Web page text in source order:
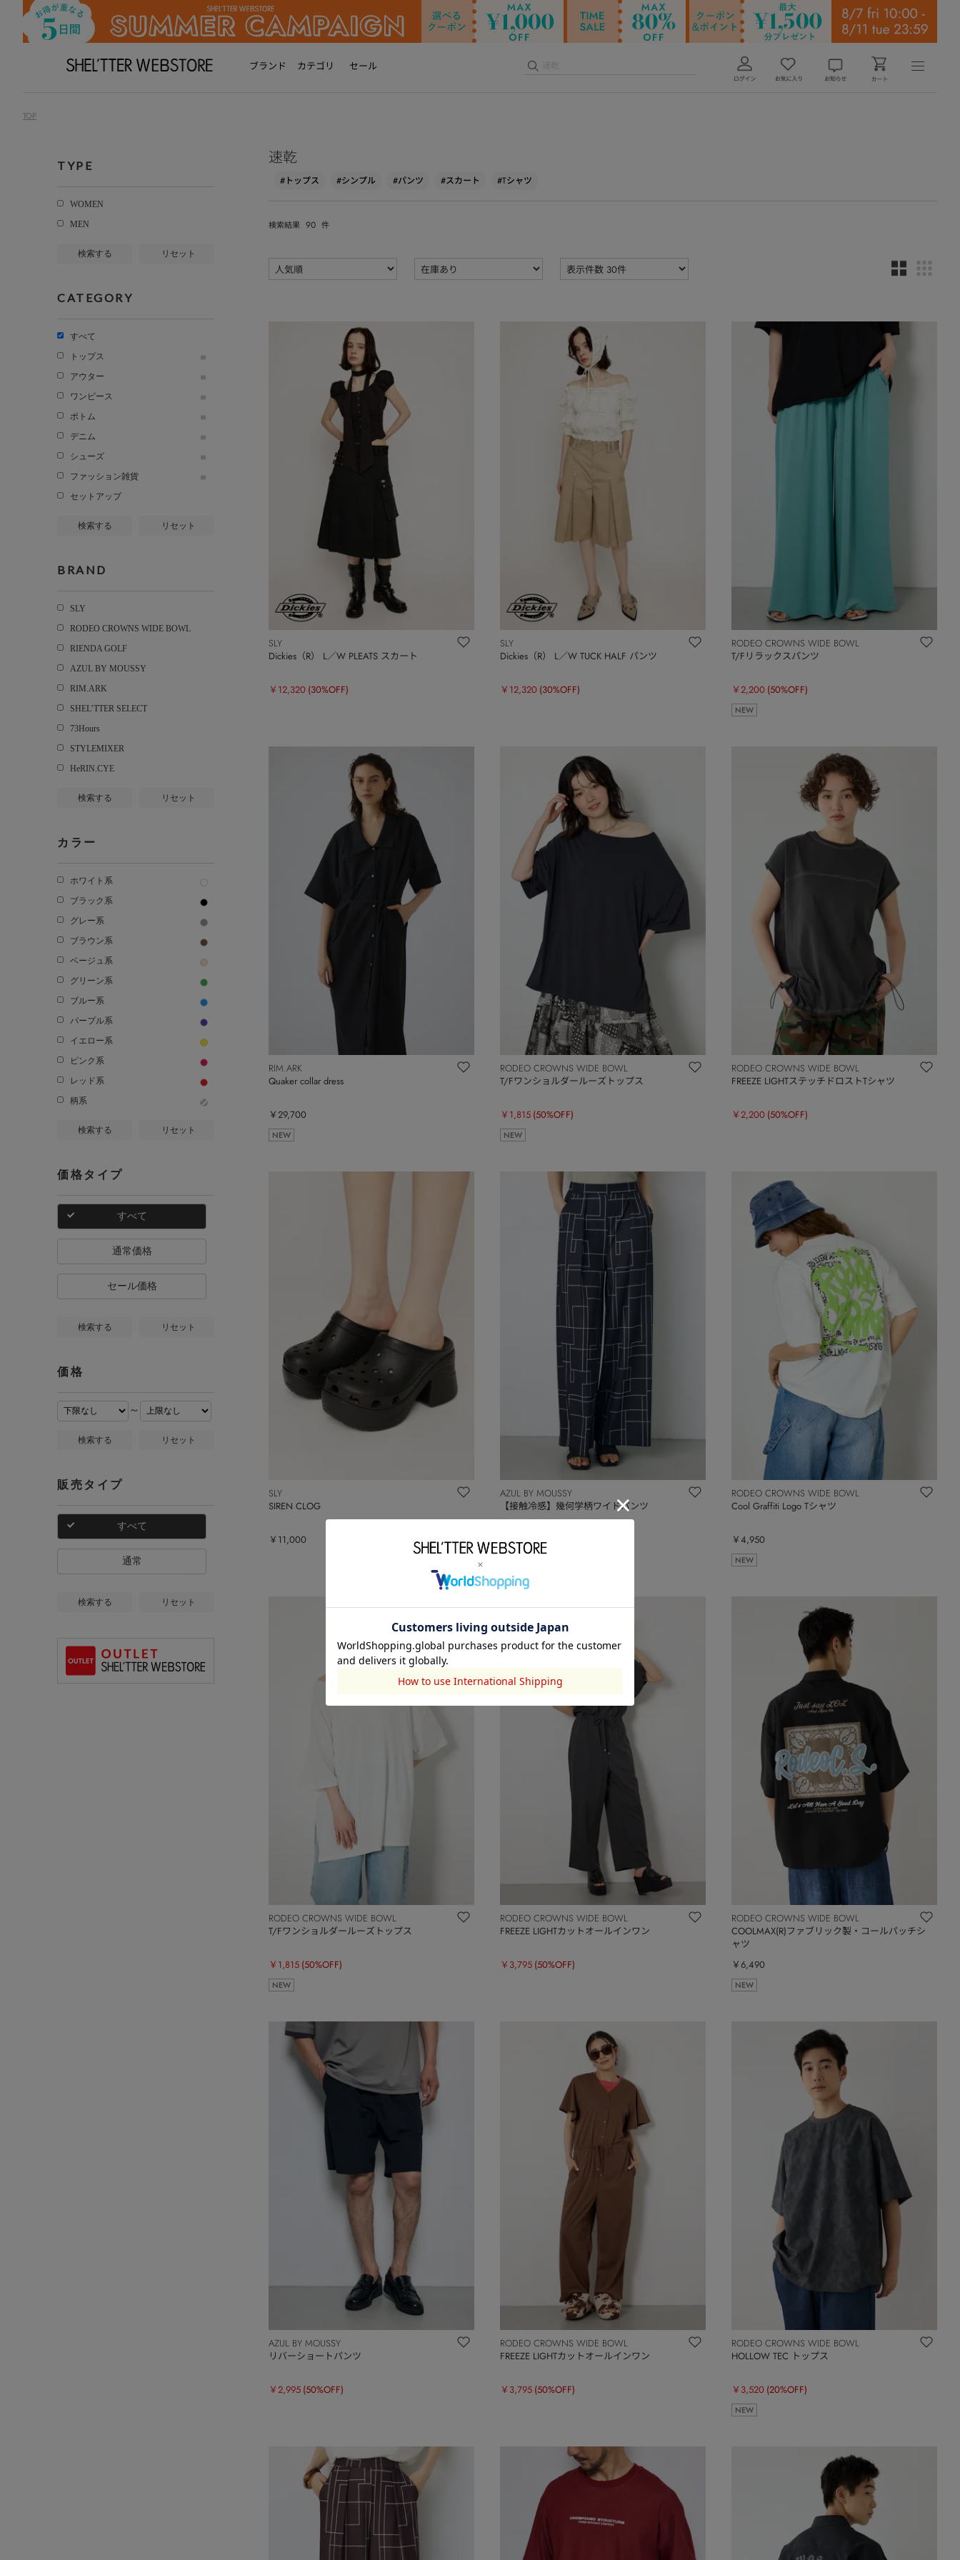
ブランド カテゴリ セール
TOP
TYPE
WOMEN
MEN
検索する リセット
CATEGORY
すべて
トップス
アウター
ワンピース
ボトム
デニム
シューズ
ファッション雑貨
セットアップ
検索する リセット
BRAND
SLY
RODEO CROWNS WIDE BOWL
RIENDA GOLF
AZUL BY MOUSSY
RIM.ARK
SHEL’TTER SELECT
73Hours
STYLEMIXER
HeRIN.CYE
検索する リセット
カラー
ホワイト系
ブラック系
グレー系
ブラウン系
ベージュ系
グリーン系
ブルー系
パープル系
イエロー系
ピンク系
レッド系
柄系
検索する リセット
価格タイプ
すべて
通常価格
セール価格
検索する リセット
価格
～
検索する リセット
販売タイプ
すべて
通常
検索する リセット
速乾
#トップス #シンプル #パンツ #スカート #Tシャツ
検索結果 90 件
SLY
Dickies（R） L／W PLEATS スカート
￥12,320 (30%OFF)
SLY
Dickies（R） L／W TUCK HALF パンツ
￥12,320 (30%OFF)
RODEO CROWNS WIDE BOWL
T/Fリラックスパンツ
￥2,200 (50%OFF)
NEW
RIM.ARK
Quaker collar dress
￥29,700
NEW
RODEO CROWNS WIDE BOWL
T/Fワンショルダールーズトップス
￥1,815 (50%OFF)
NEW
RODEO CROWNS WIDE BOWL
FREEZE LIGHTステッチドロストTシャツ
￥2,200 (50%OFF)
SLY
SIREN CLOG
￥11,000
AZUL BY MOUSSY
【接触冷感】幾何学柄ワイドパンツ
￥3,142 (30%OFF)
RODEO CROWNS WIDE BOWL
Cool Graffiti Logo Tシャツ
￥4,950
NEW
RODEO CROWNS WIDE BOWL
T/Fワンショルダールーズトップス
￥1,815 (50%OFF)
NEW
RODEO CROWNS WIDE BOWL
FREEZE LIGHTカットオールインワン
￥3,795 (50%OFF)
RODEO CROWNS WIDE BOWL
COOLMAX(R)ファブリック製・コールパッチシ
ャツ
￥6,490
NEW
AZUL BY MOUSSY
リバーショートパンツ
￥2,995 (50%OFF)
RODEO CROWNS WIDE BOWL
FREEZE LIGHTカットオールインワン
￥3,795 (50%OFF)
RODEO CROWNS WIDE BOWL
HOLLOW TEC トップス
￥3,520 (20%OFF)
NEW